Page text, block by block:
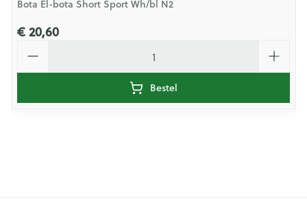
Bota El-bota Short Sport Wh/bl N2
€ 20,60
Bestel